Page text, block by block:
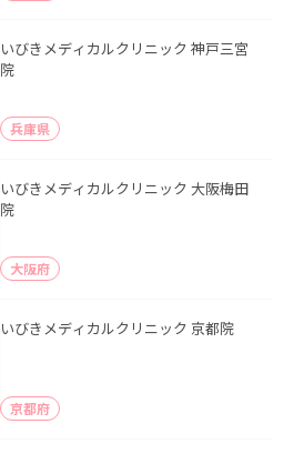
いびきメディカルクリニック 神戸三宮
院
兵庫県
いびきメディカルクリニック 大阪梅田
院
大阪府
いびきメディカルクリニック 京都院
京都府